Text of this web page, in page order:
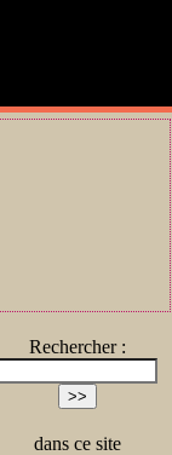
Rechercher :
dans ce site